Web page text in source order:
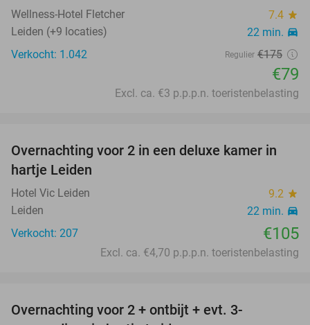
Wellness-Hotel Fletcher 7.4 star
Leiden (+9 locaties) 22 min. directions_car
Verkocht: 1.042 Regulier €175
€79
Excl. ca. €3 p.p.p.n. toeristenbelasting
Overnachting voor 2 in een deluxe kamer in
hartje Leiden
Hotel Vic Leiden 9.2 star
Leiden 22 min. directions_car
Verkocht: 207 €105
Excl. ca. €4,70 p.p.p.n. toeristenbelasting
Overnachting voor 2 + ontbijt + evt. 3-